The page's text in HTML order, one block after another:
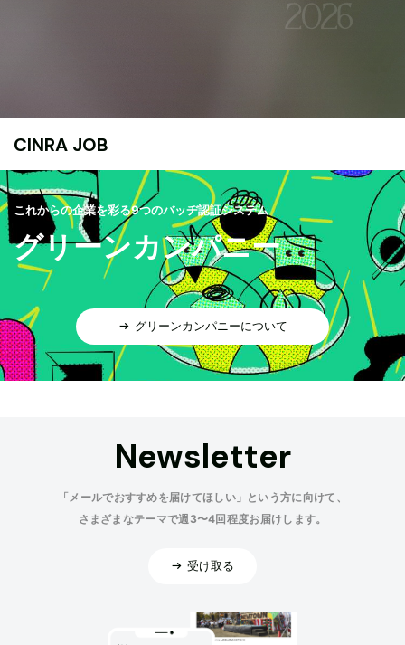
CINRA JOB
これからの企業を彩る9つのバッヂ認証システム
グリーンカンパニー
グリーンカンパニーについて
Newsletter
「メールでおすすめを届けてほしい」という方に向けて、
さまざまなテーマで週3〜4回程度お届けします。
受け取る